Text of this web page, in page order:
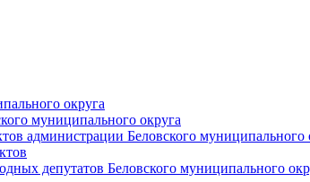
округа
муниципального округа
администрации Беловского муниципального
депутатов Беловского муниципального